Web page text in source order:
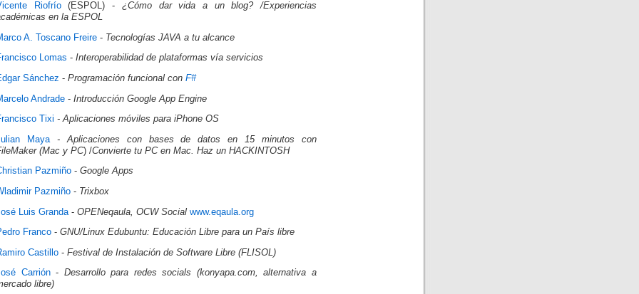
Riofrío(ESPOL) - ¿Cómo dar vida a un blog? /Experiencias
en la ESPOL
A. Toscano Freire - Tecnologías JAVA a tu alcance
Lomas - Interoperabilidad de plataformas vía servicios
Sánchez - Programación funcional con F#
Andrade - Introducción Google App Engine
Tixi - Aplicaciones móviles para iPhone OS
Maya
- Aplicaciones con bases de datos en 15 minutos con
(Mac y PC) /Convierte tu PC en Mac. Haz un HACKINTOSH
Pazmiño - Google Apps
Pazmiño - Trixbox
Luis Granda - OPENeqaula, OCW Social www.eqaula.org
Franco - GNU/Linux Edubuntu: Educación Libre para un País libre
Castillo - Festival de Instalación de Software Libre (FLISOL)
Carrión- Desarrollo para redes socials (konyapa.com, alternativa a
libre)